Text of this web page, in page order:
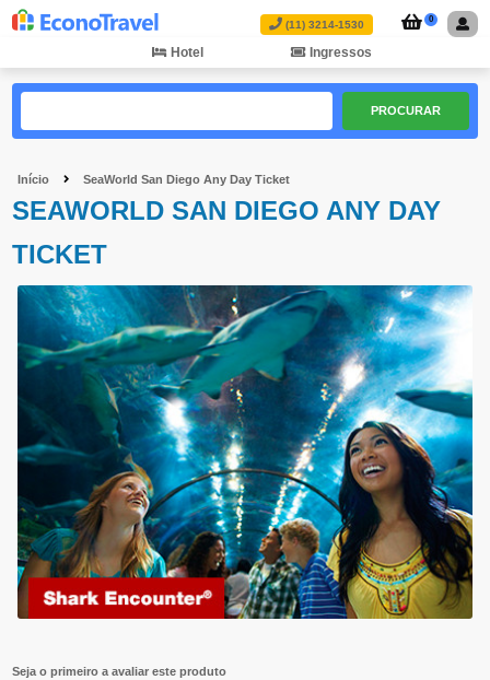
(11) 3214-1530 0
Hotel Ingressos
PROCURAR
Início SeaWorld San Diego Any Day Ticket
SEAWORLD SAN DIEGO ANY DAY
TICKET
Seja o primeiro a avaliar este produto